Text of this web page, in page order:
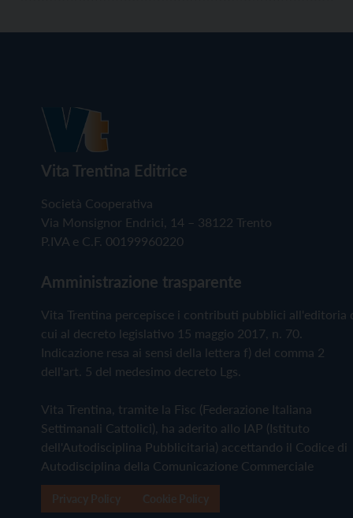
Vita Trentina Editrice
Società Cooperativa
Via Monsignor Endrici, 14 – 38122 Trento
P.IVA e C.F. 00199960220
Amministrazione trasparente
Vita Trentina percepisce i contributi pubblici all'editoria
cui al decreto legislativo 15 maggio 2017, n. 70.
Indicazione resa ai sensi della lettera f) del comma 2
dell'art. 5 del medesimo decreto Lgs.
Vita Trentina, tramite la Fisc (Federazione Italiana
Settimanali Cattolici), ha aderito allo IAP (Istituto
dell'Autodisciplina Pubblicitaria) accettando il Codice di
Autodisciplina della Comunicazione Commerciale